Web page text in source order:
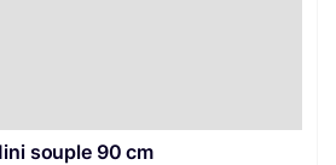
souple 90 cm